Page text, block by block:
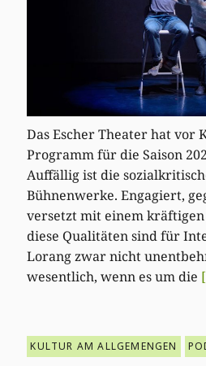
Das Escher Theater hat vor
Programm für die Saison
Auffällig ist die
Bühnenwerke. Engagiert,
versetzt mit einem kräftigen
diese Qualitäten sind für
Lorang zwar nicht
wesentlich, wenn es um die
KULTUR AM ALLGEMENGEN